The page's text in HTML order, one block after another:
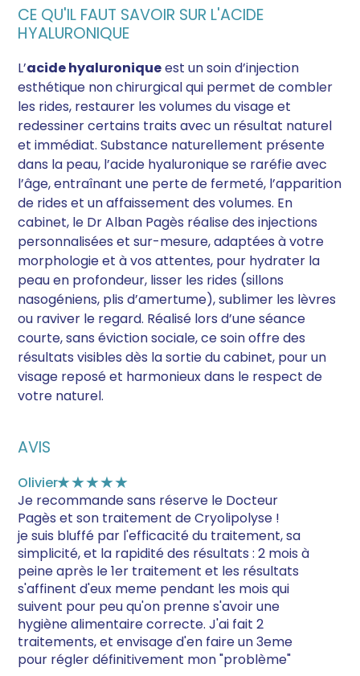
CE QU'IL FAUT SAVOIR SUR L'ACIDE
HYALURONIQUE
L’acide hyaluroniqueest un soin d’injection
esthétique non chirurgical qui permet de combler
les rides, restaurer les volumes du visage et
redessiner certains traits avec un résultat naturel
et immédiat. Substance naturellement présente
dans la peau, l’acide hyaluronique se raréfie avec
l’âge, entraînant une perte de fermeté, l’apparition
de rides et un affaissement des volumes. En
cabinet, le Dr Alban Pagès réalise des injections
personnalisées et sur-mesure, adaptées à votre
morphologie et à vos attentes, pour hydrater la
peau en profondeur, lisser les rides (sillons
nasogéniens, plis d’amertume), sublimer les lèvres
ou raviver le regard. Réalisé lors d’une séance
courte, sans éviction sociale, ce soin offre des
résultats visibles dès la sortie du cabinet, pour un
visage reposé et harmonieux dans le respect de
votre naturel.
AVIS
Olivier★★★★★
Je recommande sans réserve le Docteur
Pagès et son traitement de Cryolipolyse !
je suis bluffé par l'efficacité du traitement, sa
simplicité, et la rapidité des résultats : 2 mois à
peine après le 1er traitement et les résultats
s'affinent d'eux meme pendant les mois qui
suivent pour peu qu'on prenne s'avoir une
hygiène alimentaire correcte. J'ai fait 2
traitements, et envisage d'en faire un 3eme
pour régler définitivement mon "problème"